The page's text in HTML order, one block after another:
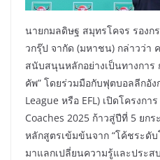
นายกมลดิษฐ สมุทรโคจร รองก
วกรุ๊ป จากัด (มหาชน) กล่าวว่า
สนับสนุนหลักอย่างเป็นทางกา
คัพ” โดยร่วมมือกับฟุตบอลลีกอัง
League หรือ EFL) เปิดโครงกา
Coaches 2025 ก้าวสู่ปีที่ 5 ยก
หลักสูตรเข้มข้นจาก “โค้ชระดับ
มาแลกเปลี่ยนความรู้และประ